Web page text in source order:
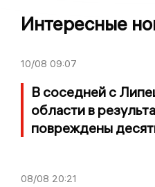
Интересные
10/08 09:07
В соседней с
области в
повреждены
08/08 20:21